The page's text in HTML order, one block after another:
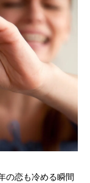
の恋も冷める瞬間